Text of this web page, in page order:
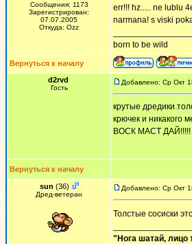
Сообщения: 1173
Зарегистрирован:
07.07.2005
Откуда: Ozz
err!!! hz..... ne lublu
narmana! s viski
born to be wild
Вернуться к началу
d2rvd
Гость
Добавлено: Ср Окт
крутые
крючек и никакого
ВОСК МАСТ ДАЙ!!!!!
Вернуться к началу
sun (36)
Дред-ветеран
Добавлено: Ср Окт
Толстые сосиски
"Нога шатай, лицо